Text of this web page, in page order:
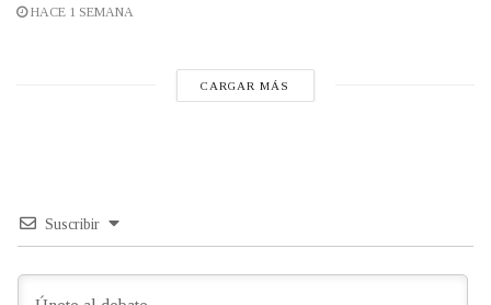
HACE 1 SEMANA
CARGAR MÁS
Suscribir